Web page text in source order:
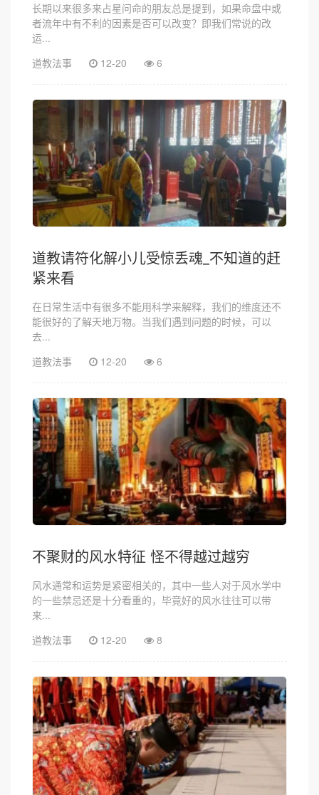
长期以来很多来占星问命的朋友总是提到，如果命盘中或
者流年中有不利的因素是否可以改变？即我们常说的改
运...
道教法事
12-20 6
道教请符化解小儿受惊丢魂_不知道的赶
紧来看
在日常生活中有很多不能用科学来解释，我们的维度还不
能很好的了解天地万物。当我们遇到问题的时候，可以
去...
道教法事
12-20 6
不聚财的风水特征 怪不得越过越穷
风水通常和运势是紧密相关的，其中一些人对于风水学中
的一些禁忌还是十分看重的，毕竟好的风水往往可以带
来...
道教法事
12-20 8